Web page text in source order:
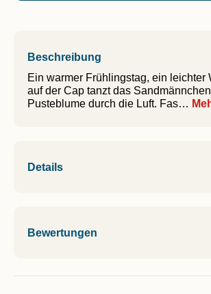
Beschreibung
Ein warmer Frühlingstag, ein leichter
auf der Cap tanzt das
Pusteblume durch die Luft. Fas…
Details
Bewertungen